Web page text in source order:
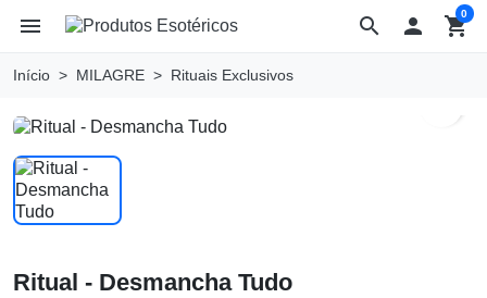
search
menu  shopping_cart
0
Início MILAGRE Rituais Exclusivos
Ritual - Desmancha Tudo